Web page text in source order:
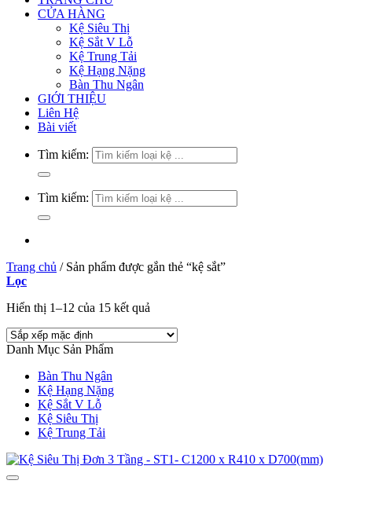
CỬA HÀNG
Kệ Siêu Thị
Kệ Sắt V Lỗ
Kệ Trung Tải
Kệ Hạng Nặng
Bàn Thu Ngân
GIỚI THIỆU
Liên Hệ
Bài viết
Tìm kiếm:
Tìm kiếm:
Trang chủ /Sản phẩm được gắn thẻ “kệ sắt”
Lọc
Hiển thị 1–12 của 15 kết quả
Danh Mục Sản Phẩm
Bàn Thu Ngân
Kệ Hạng Nặng
Kệ Sắt V Lỗ
Kệ Siêu Thị
Kệ Trung Tải